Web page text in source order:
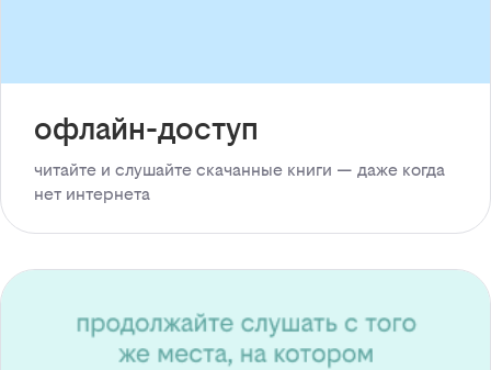
офлайн-доступ
читайте и слушайте скачанные книги — даже когда
нет интернета